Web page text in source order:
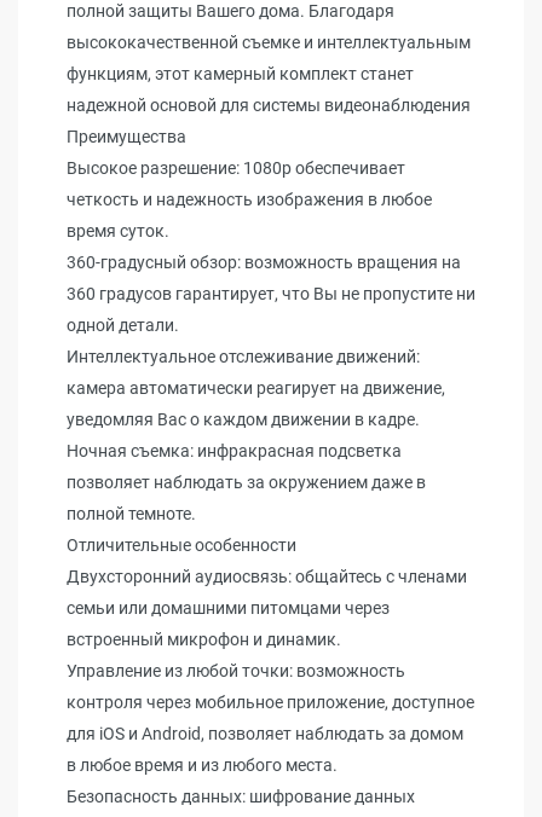
полной защиты Вашего дома. Благодаря
высококачественной съемке и интеллектуальным
функциям, этот камерный комплект станет
надежной основой для системы видеонаблюдения
Преимущества
Высокое разрешение: 1080p обеспечивает
четкость и надежность изображения в любое
время суток.
360-градусный обзор: возможность вращения на
360 градусов гарантирует, что Вы не пропустите ни
одной детали.
Интеллектуальное отслеживание движений:
камера автоматически реагирует на движение,
уведомляя Вас о каждом движении в кадре.
Ночная съемка: инфракрасная подсветка
позволяет наблюдать за окружением даже в
полной темноте.
Отличительные особенности
Двухсторонний аудиосвязь: общайтесь с членами
семьи или домашними питомцами через
встроенный микрофон и динамик.
Управление из любой точки: возможность
контроля через мобильное приложение, доступное
для iOS и Android, позволяет наблюдать за домом
в любое время и из любого места.
Безопасность данных: шифрование данных